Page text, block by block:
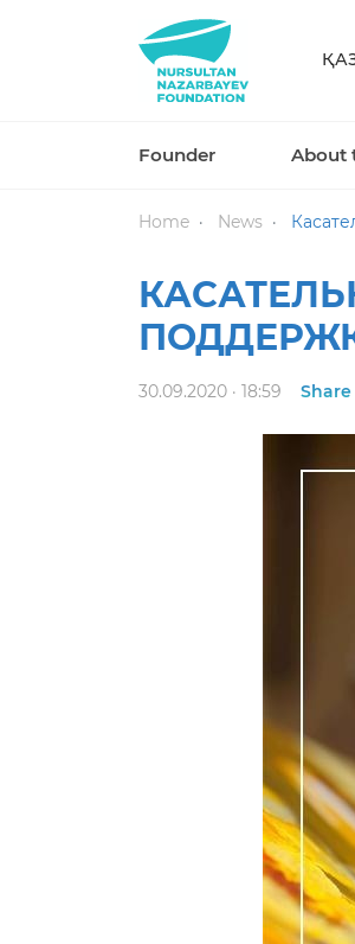
Founder About
Home News
30.09.2020 · 18:59 Share